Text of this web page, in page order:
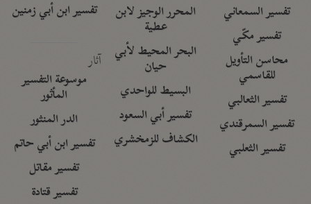
تفسير السمعاني
تفسير مكّي
محاسن التأويل
للقاسمي
تفسير الثعالبي
تفسير السمرقندي
تفسير الثعلبي
المحرر الوجيز لابن
عطية
البحر المحيط لأبي
حيان
البسيط للواحدي
تفسير أبي السعود
الكشاف للزمخشري
تفسير ابن أبي زمنين
آثار
موسوعة التفسير
المأثور
الدر المنثور
تفسير ابن أبي حاتم
تفسير مقاتل
تفسير قتادة